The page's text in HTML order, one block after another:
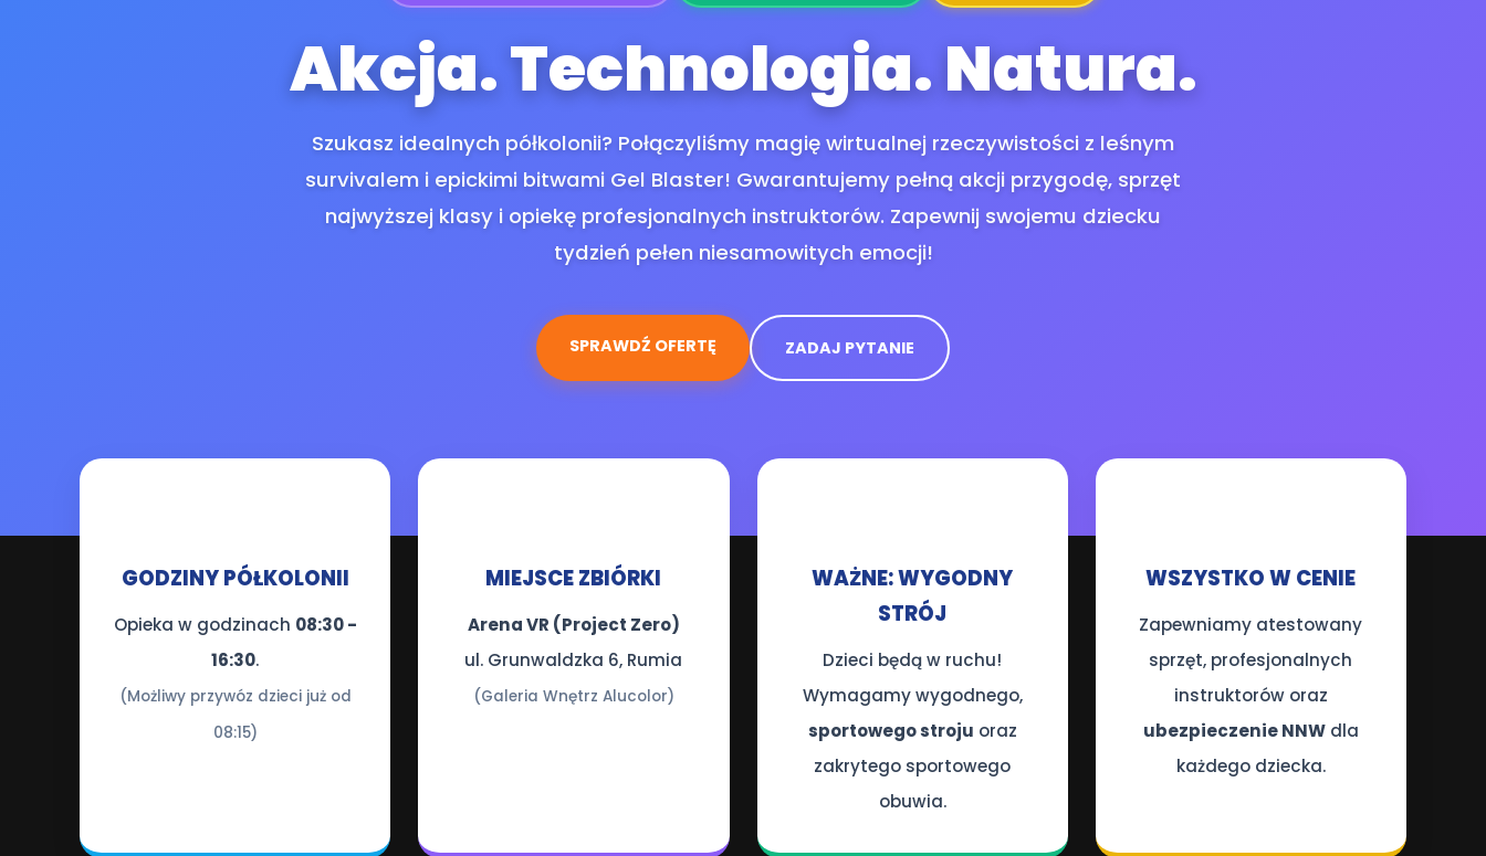
Akcja. Technologia. Natura.
Szukasz idealnych półkolonii? Połączyliśmy magię wirtualnej rzeczywistości z leśnym
survivalem i epickimi bitwami Gel Blaster! Gwarantujemy pełną akcji przygodę, sprzęt
najwyższej klasy i opiekę profesjonalnych instruktorów. Zapewnij swojemu dziecku
tydzień pełen niesamowitych emocji!
SPRAWDŹ OFERTĘ ZADAJ PYTANIE
GODZINY PÓŁKOLONII
Opieka w godzinach 08:30 -
16:30.
(Możliwy przywóz dzieci już od
08:15)
MIEJSCE ZBIÓRKI
Arena VR (Project Zero)
ul. Grunwaldzka 6, Rumia
(Galeria Wnętrz Alucolor)
WAŻNE: WYGODNY
STRÓJ
Dzieci będą w ruchu!
Wymagamy wygodnego,
sportowego stroju oraz
zakrytego sportowego
obuwia.
WSZYSTKO W CENIE
Zapewniamy atestowany
sprzęt, profesjonalnych
instruktorów oraz
ubezpieczenie NNWdla
każdego dziecka.